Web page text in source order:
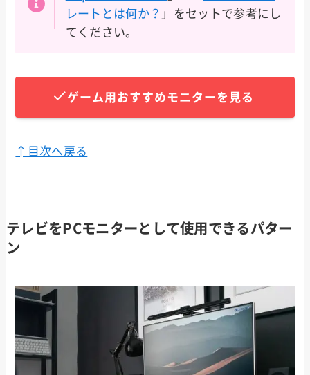
レートとは何か？ 」をセットで参考にし
てください。
ゲーム用おすすめモニターを見る
↑目次へ戻る
テレビをPCモニターとして使用できるパター
ン